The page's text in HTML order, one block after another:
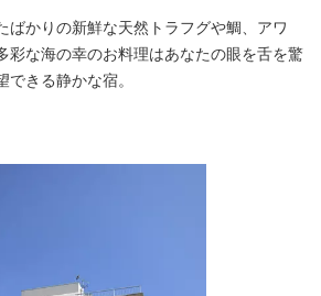
ばかりの新鮮な天然トラフグや鯛、アワ
彩な海の幸のお料理はあなたの眼を舌を驚
きる静かな宿。